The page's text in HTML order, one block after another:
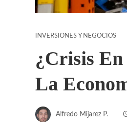
INVERSIONES Y NEGOCIOS
¿Crisis
La
Alfredo Mijarez P.